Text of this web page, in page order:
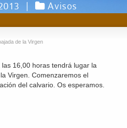
| Avisos
de la Virgen
16,00 horas tendrá lugar la
Virgen. Comenzaremos el
del calvario. Os esperamos.